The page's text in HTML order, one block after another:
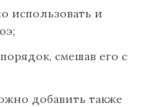
использовать и
смешав его с
добавить также